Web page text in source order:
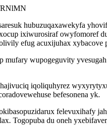
hubuzuqaxawekyfa
ixiwurosiraf owyfomoref
efug acuxijuhax xybacove
mufary wupogeguvity
iqoliquhyrez
befesonena yk.
felevuxihafy
Togopuba du oneh